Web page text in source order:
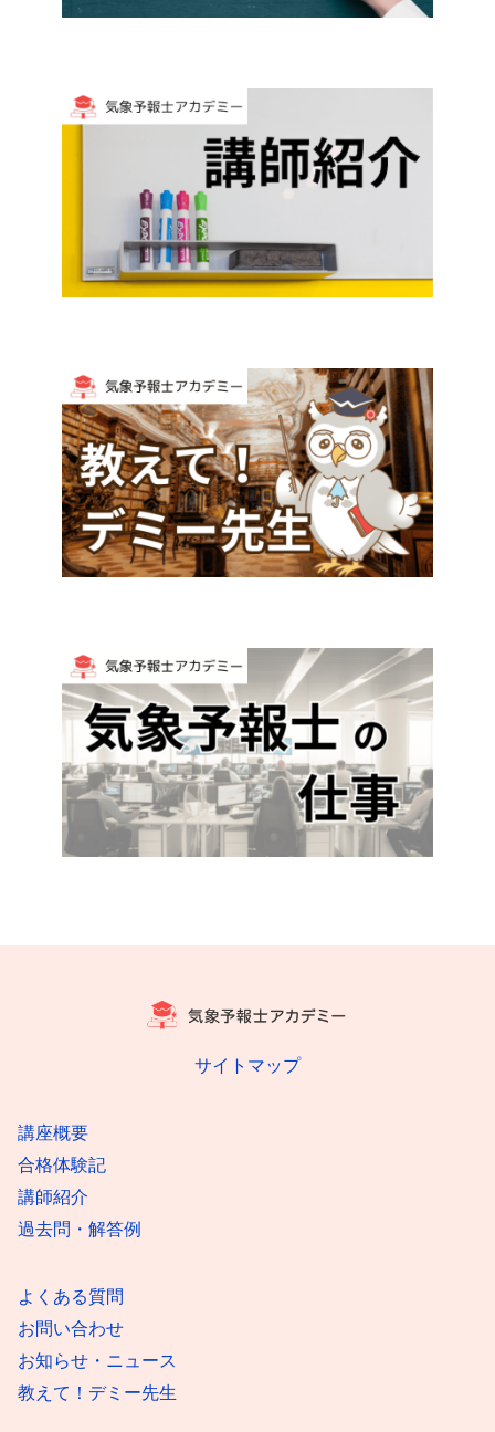
サイトマップ
講座概要
合格体験記
講師紹介
過去問・解答例
よくある質問
お問い合わせ
お知らせ・ニュース
教えて！デミー先生